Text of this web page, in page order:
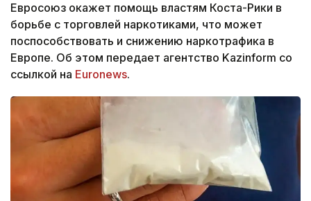
Евросоюз окажет помощь властям Коста-Рики в
борьбе с торговлей наркотиками, что может
поспособствовать и снижению наркотрафика в
Европе. Об этом передает агентство Kazinform со
ссылкой на Еuronews.